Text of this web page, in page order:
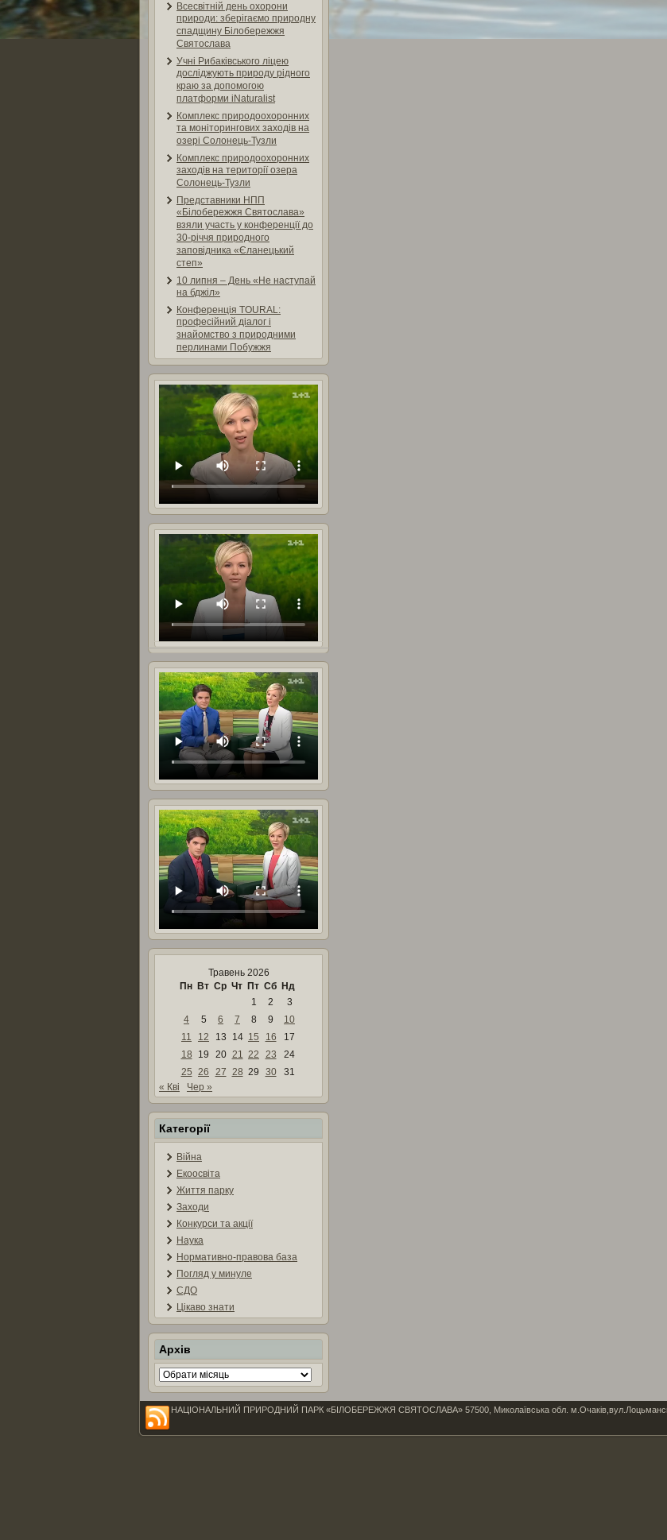
Всесвітній день охорони
природи: зберігаємо природну
спадщину Білобережжя
Святослава
Учні Рибаківського ліцею
досліджують природу рідного
краю за допомогою
платформи iNaturalist
Комплекс природоохоронних
та моніторингових заходів на
озері Солонець-Тузли
Комплекс природоохоронних
заходів на території озера
Солонець-Тузли
Представники НПП
«Білобережжя Святослава»
взяли участь у конференції до
30-річчя природного
заповідника «Єланецький
степ»
10 липня – День «Не наступай
на бджіл»
Конференція TOURAL:
професійний діалог і
знайомство з природними
перлинами Побужжя
Травень 2026
Пн
Вт Ср Чт Пт Сб
Нд
1
2
3
4
5 6 7 8 9
10
11
12 13 14 15 16
17
18
19 20 21 22 23
24
25 26 27 28 29 30
31
« Кві
Чер »
Категорії
Війна
Екоосвіта
Життя парку
Заходи
Конкурси та акції
Наука
Нормативно-правова база
Погляд у минуле
СДО
Цікаво знати
Архів
Архів
НАЦІОНАЛЬНИЙ ПРИРОДНИЙ ПАРК «БІЛОБЕРЕЖЖЯ СВЯТОСЛАВА» 57500, Миколаївська обл.